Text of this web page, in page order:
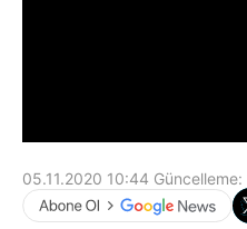
05.11.2020 10:44 Güncelleme: